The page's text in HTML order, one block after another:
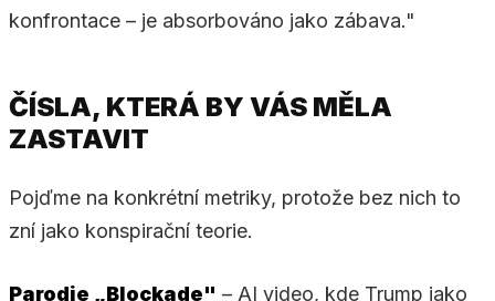
konfrontace – je absorbováno jako zábava."
ČÍSLA, KTERÁ BY VÁS MĚLA
ZASTAVIT
Pojďme na konkrétní metriky, protože bez nich to
zní jako konspirační teorie.
Parodie „Blockade" – AI video, kde Trump jako